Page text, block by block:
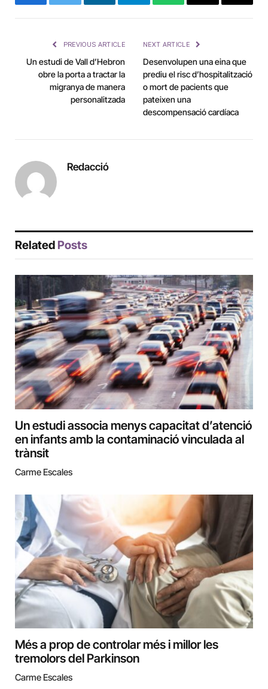
FacebookTwitter LinkedInTelegramWhatsAppCopy
Email
PREVIOUS ARTICLE
Un estudi de Vall d’Hebron
obre la porta a tractar la
migranya de manera
personalitzada
NEXT ARTICLE
Desenvolupen una eina que
prediu el risc d’hospitalització
o mort de pacients que
pateixen una
descompensació cardíaca
Redacció
Related Posts
Un estudi associa menys capacitat d’atenció
en infants amb la contaminació vinculada al
trànsit
Carme Escales
Més a prop de controlar més i millor les
tremolors del Parkinson
Carme Escales